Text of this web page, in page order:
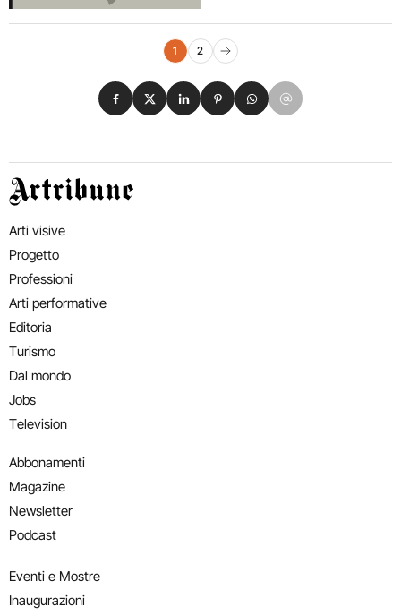
Navigazione eventi1 2
Pagina successiva
Condividi su Facebook
Condividi su X
Condividi su LinkedIn
Condividi su Pinterest
Condividi su WhatsApp
Condividi su Email
Artribune
Arti visive
Progetto
Professioni
Arti performative
Editoria
Turismo
Dal mondo
Jobs
Television
Abbonamenti
Magazine
Newsletter
Podcast
Eventi e Mostre
Inaugurazioni